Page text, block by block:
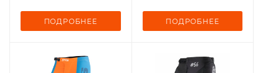
ПОДРОБНЕЕ ПОДРОБНЕЕ